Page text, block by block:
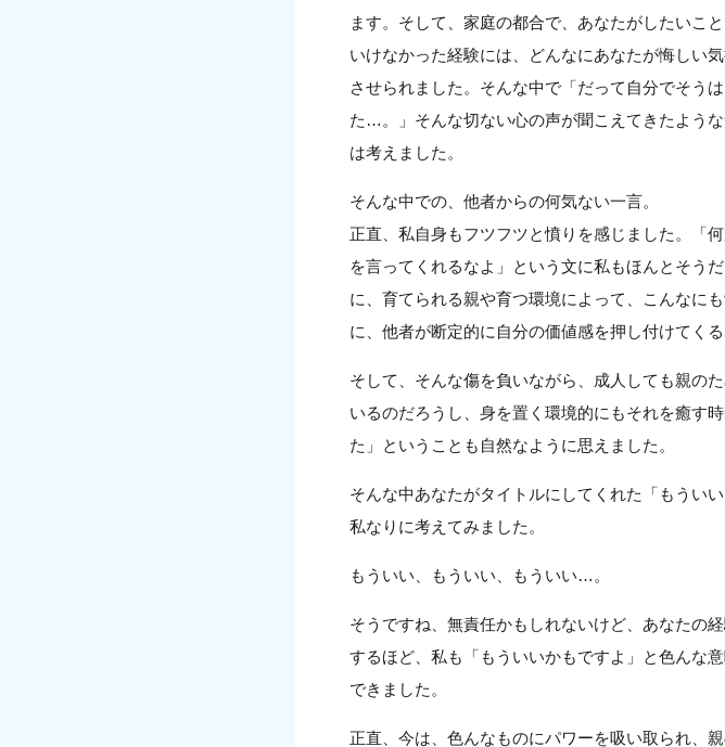
ます。そして、家庭の都合で、あなたがしたいこ
いけなかった経験には、どんなにあなたが悔しい
させられました。そんな中で「だって自分でそう
た…。」そんな切ない心の声が聞こえてきたよう
は考えました。
そんな中での、他者からの何気ない一言。
正直、私自身もフツフツと憤りを感じました。「
を言ってくれるなよ」という文に私もほんとそう
に、育てられる親や育つ環境によって、こんなに
に、他者が断定的に自分の価値感を押し付けてく
そして、そんな傷を負いながら、成人しても親の
いるのだろうし、身を置く環境的にもそれを癒す
た」ということも自然なように思えました。
そんな中あなたがタイトルにしてくれた「もういい
私なりに考えてみました。
もういい、もういい、もういい…。
そうですね、無責任かもしれないけど、あなたの
するほど、私も「もういいかもですよ」と色んな
できました。
正直、今は、色んなものにパワーを吸い取られ、